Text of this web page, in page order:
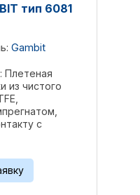
тип 6081
Gambit
Плетеная
из чистого
с
и
значит там,
импрегнаты на
Волокнистая